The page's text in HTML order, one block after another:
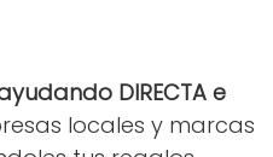
DIRECTA e
locales y marcas